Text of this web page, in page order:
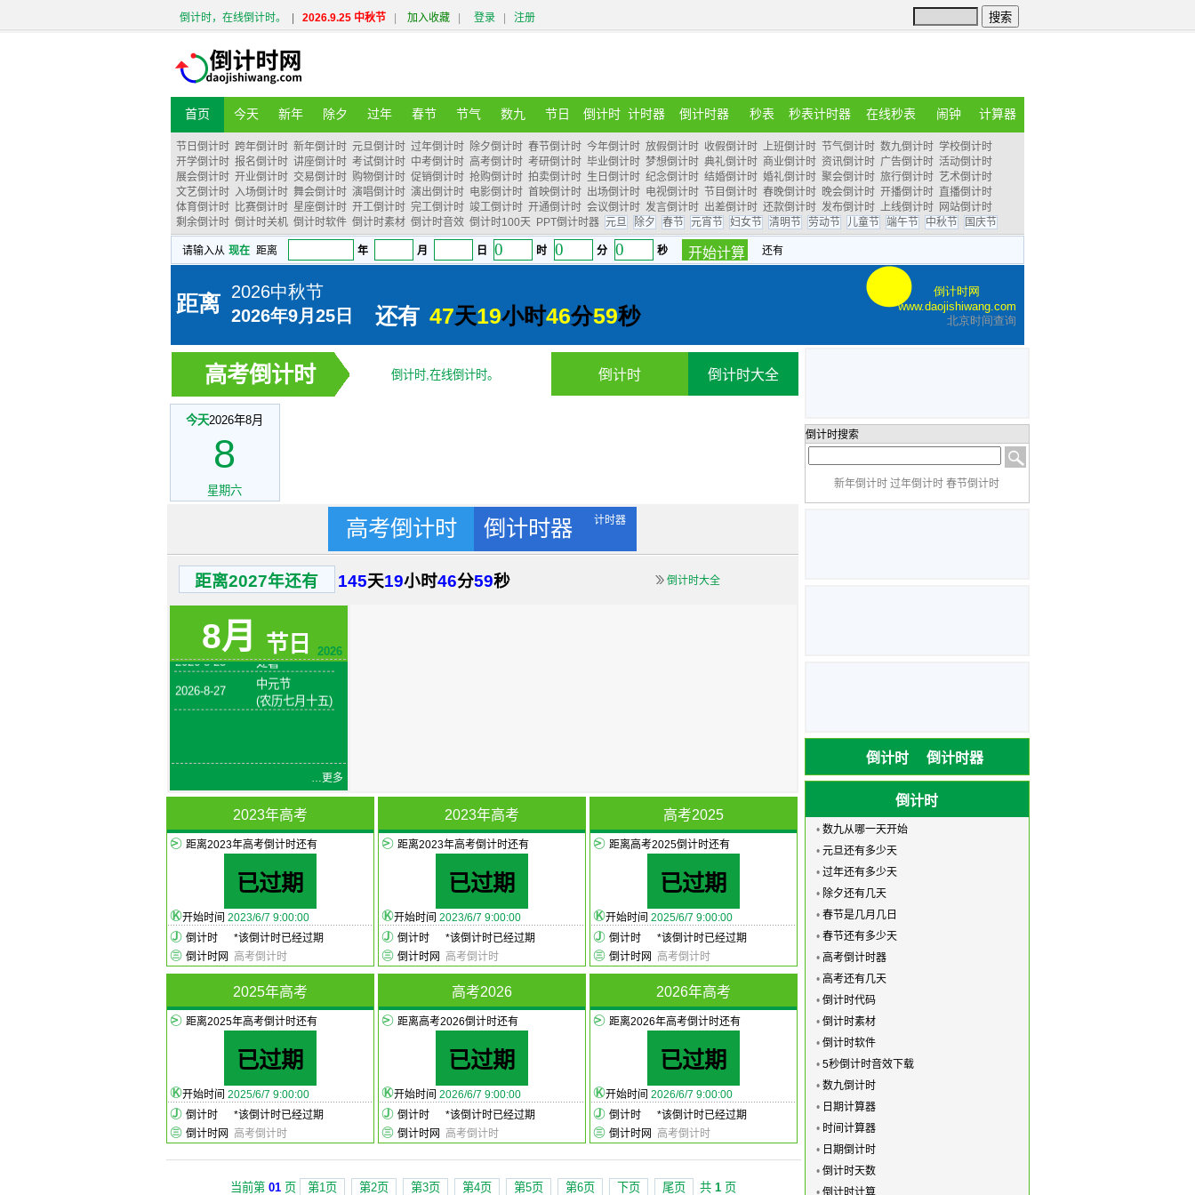
倒计时，在线倒计时。 2026.9.25 中秋节 加入收藏 登录 注册
首页 今天 新年 除夕 过年 春节 节气 数九 节日 倒计时 计时器 倒计时器 秒表 秒表计时器 在线秒表 闹钟 计算器
节日倒计时 跨年倒计时 新年倒计时 元旦倒计时 过年倒计时 除夕倒计时 春节倒计时 今年倒计时 放假倒计时 收假倒计时 上班倒计时 节气倒计时 数九倒计时 学校倒计时
开学倒计时 报名倒计时 讲座倒计时 考试倒计时 中考倒计时 高考倒计时 考研倒计时 毕业倒计时 梦想倒计时 典礼倒计时 商业倒计时 资讯倒计时 广告倒计时 活动倒计时
展会倒计时 开业倒计时 交易倒计时 购物倒计时 促销倒计时 抢购倒计时 拍卖倒计时 生日倒计时 纪念倒计时 结婚倒计时 婚礼倒计时 聚会倒计时 旅行倒计时 艺术倒计时
文艺倒计时 入场倒计时 舞会倒计时 演唱倒计时 演出倒计时 电影倒计时 首映倒计时 出场倒计时 电视倒计时 节目倒计时 春晚倒计时 晚会倒计时 开播倒计时 直播倒计时
体育倒计时 比赛倒计时 星座倒计时 开工倒计时 完工倒计时 竣工倒计时 开通倒计时 会议倒计时 发言倒计时 出差倒计时 还款倒计时 发布倒计时 上线倒计时 网站倒计时
剩余倒计时 倒计时关机 倒计时软件 倒计时素材 倒计时音效 倒计时100天 PPT倒计时器 元旦 除夕 春节 元宵节 妇女节 清明节 劳动节 儿童节 端午节 中秋节 国庆节
高考倒计时 倒计时,在线倒计时。 倒计时 倒计时大全
今天2026年8月
8
星期六
高考倒计时 倒计时器 计时器
距离2027年还有 145天19小时46分58秒 倒计时大全
8月 节日 2026
2026-8-6
火把节
(农历六月二十
四)
2026-8-19
七夕节
2026-8-23
处暑
2026-8-27
中元节
(农历七月十五)
…更多
2023年高考
距离2023年高考倒计时还有
已过期
开始时间 2023/6/7 9:00:00
倒计时
*该倒计时已经过期
倒计时网
高考倒计时
2023年高考
距离2023年高考倒计时还有
已过期
开始时间 2023/6/7 9:00:00
倒计时
*该倒计时已经过期
倒计时网
高考倒计时
高考2025
距离高考2025倒计时还有
已过期
开始时间 2025/6/7 9:00:00
倒计时
*该倒计时已经过期
倒计时网
高考倒计时
2025年高考
距离2025年高考倒计时还有
已过期
开始时间 2025/6/7 9:00:00
倒计时
*该倒计时已经过期
倒计时网
高考倒计时
高考2026
距离高考2026倒计时还有
已过期
开始时间 2026/6/7 9:00:00
倒计时
*该倒计时已经过期
倒计时网
高考倒计时
2026年高考
距离2026年高考倒计时还有
已过期
开始时间 2026/6/7 9:00:00
倒计时
*该倒计时已经过期
倒计时网
高考倒计时
当前第 01 页 第1页 第2页 第3页 第4页 第5页 第6页 下页 尾页 共 1 页
倒计时搜索
新年倒计时 过年倒计时 春节倒计时
倒计时 倒计时器
倒计时
• 数九从哪一天开始
• 元旦还有多少天
• 过年还有多少天
• 除夕还有几天
• 春节是几月几日
• 春节还有多少天
• 高考倒计时器
• 高考还有几天
• 倒计时代码
• 倒计时素材
• 倒计时软件
• 5秒倒计时音效下载
• 数九倒计时
• 日期计算器
• 时间计算器
• 日期倒计时
• 倒计时天数
• 倒计时计算